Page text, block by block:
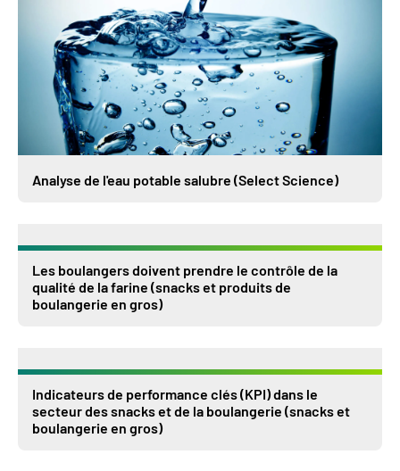
Analyse de l'eau potable salubre (Select Science)
Les boulangers doivent prendre le contrôle de la
qualité de la farine (snacks et produits de
boulangerie en gros)
Indicateurs de performance clés (KPI) dans le
secteur des snacks et de la boulangerie (snacks et
boulangerie en gros)